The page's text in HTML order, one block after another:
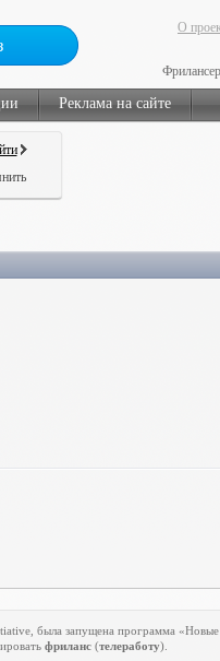
О
Реклама на сайте
, была запущена программа
фриланс (телеработу).